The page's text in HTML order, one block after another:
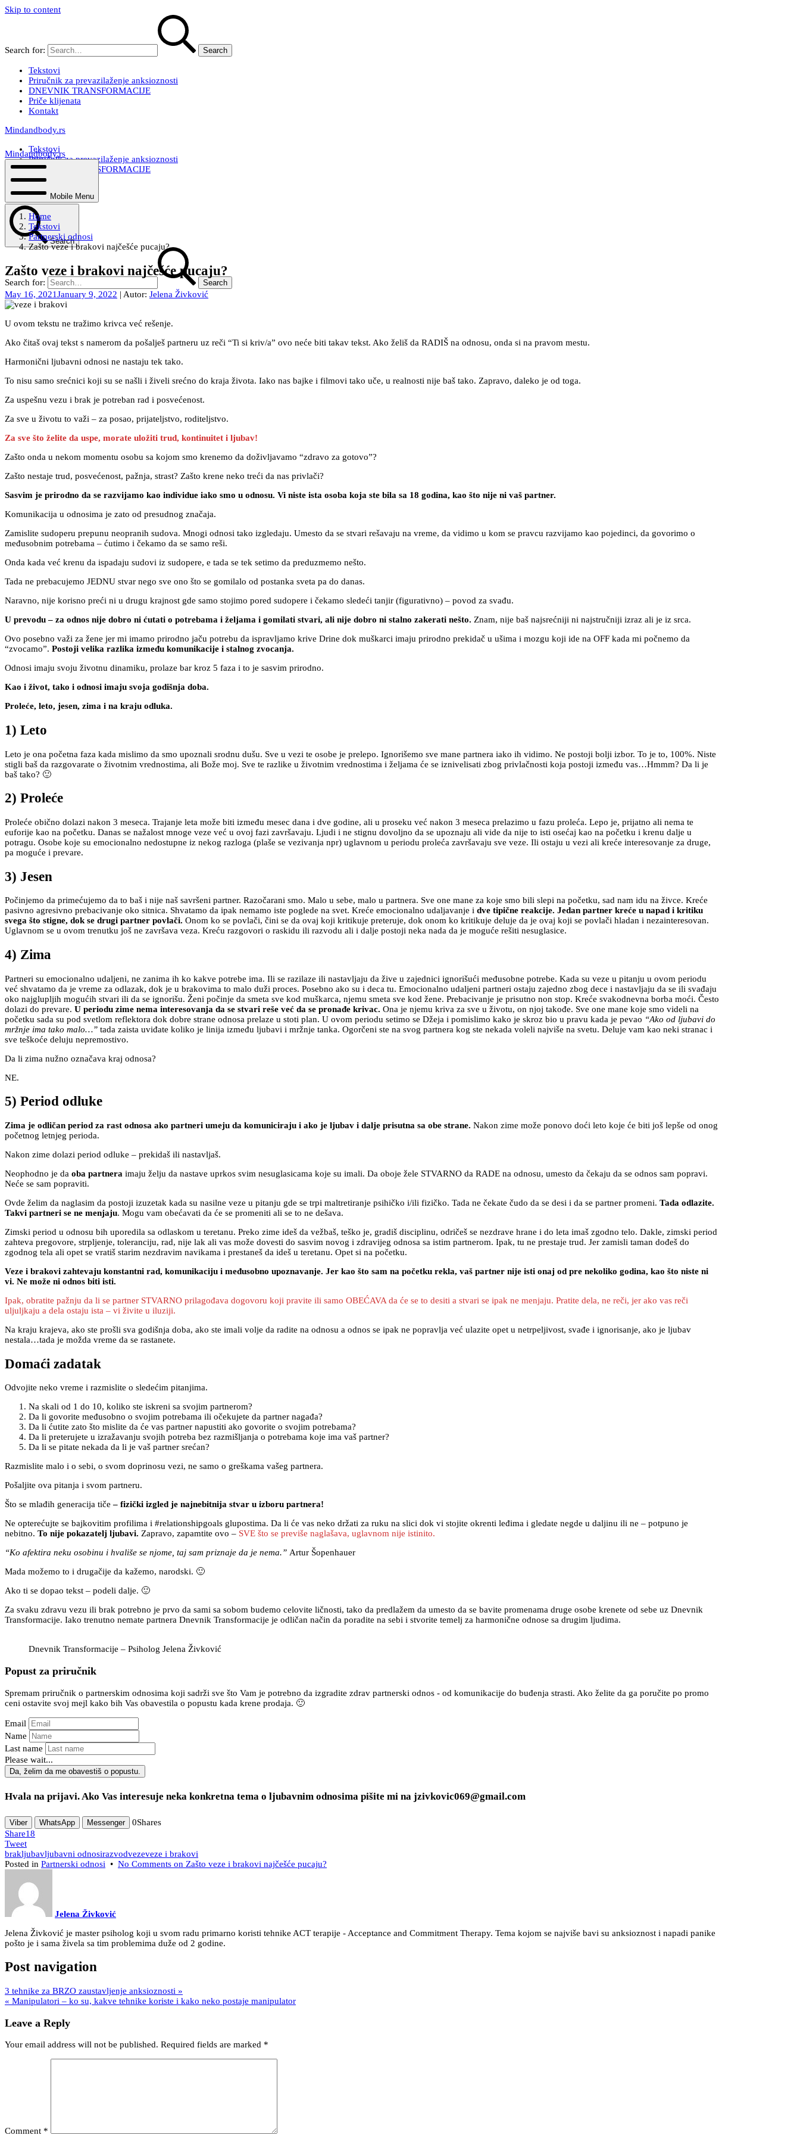
Skip to content
Search for:
Tekstovi
Priručnik za prevazilaženje anksioznosti
DNEVNIK TRANSFORMACIJE
Priče klijenata
Kontakt
Mindandbody.rs
Tekstovi
Priručnik za prevazilaženje anksioznosti
DNEVNIK TRANSFORMACIJE
Priče klijenata
Kontakt
Search
Search for:
Mindandbody.rs
Mobile Menu
Home
Tekstovi
Partnerski odnosi
Zašto veze i brakovi najčešće pucaju?
Zašto veze i brakovi najčešće pucaju?
May 16, 2021January 9, 2022 | Autor: Jelena Živković
U ovom tekstu ne tražimo krivca već rešenje.
Ako čitaš ovaj tekst s namerom da pošalješ partneru uz reči “Ti si kriv/a” ovo neće biti takav tekst. Ako želiš da RADIŠ na odnosu, onda si na pravom mestu.
Harmonični ljubavni odnosi ne nastaju tek tako.
To nisu samo srećnici koji su se našli i živeli srećno do kraja života. Iako nas bajke i filmovi tako uče, u realnosti nije baš tako. Zapravo, daleko je od toga.
Za uspešnu vezu i brak je potreban rad i posvećenost.
Za sve u životu to važi – za posao, prijateljstvo, roditeljstvo.
Za sve što želite da uspe, morate uložiti trud, kontinuitet i ljubav!
Zašto onda u nekom momentu osobu sa kojom smo krenemo da doživljavamo “zdravo za gotovo”?
Zašto nestaje trud, posvećenost, pažnja, strast? Zašto krene neko treći da nas privlači?
Sasvim je prirodno da se razvijamo kao individue iako smo u odnosu. Vi niste ista osoba koja ste bila sa 18 godina, kao što nije ni vaš partner.
Komunikacija u odnosima je zato od presudnog značaja.
Zamislite sudoperu prepunu neopranih sudova. Mnogi odnosi tako izgledaju. Umesto da se stvari rešavaju na vreme, da vidimo u kom se pravcu razvijamo kao pojedinci, da govorimo o
međusobnim potrebama – ćutimo i čekamo da se samo reši.
Onda kada već krenu da ispadaju sudovi iz sudopere, e tada se tek setimo da preduzmemo nešto.
Tada ne prebacujemo JEDNU stvar nego sve ono što se gomilalo od postanka sveta pa do danas.
Naravno, nije korisno preći ni u drugu krajnost gde samo stojimo pored sudopere i čekamo sledeći tanjir (figurativno) – povod za svađu.
U prevodu – za odnos nije dobro ni ćutati o potrebama i željama i gomilati stvari, ali nije dobro ni stalno zakerati nešto. Znam, nije baš najsrećniji ni najstručniji izraz ali je iz srca.
Ovo posebno važi za žene jer mi imamo prirodno jaču potrebu da ispravljamo krive Drine dok muškarci imaju prirodno prekidač u ušima i mozgu koji ide na OFF kada mi počnemo da
“zvocamo”. Postoji velika razlika između komunikacije i stalnog zvocanja.
Odnosi imaju svoju životnu dinamiku, prolaze bar kroz 5 faza i to je sasvim prirodno.
Kao i život, tako i odnosi imaju svoja godišnja doba.
Proleće, leto, jesen, zima i na kraju odluka.
1) Leto
Leto je ona početna faza kada mislimo da smo upoznali srodnu dušu. Sve u vezi te osobe je prelepo. Ignorišemo sve mane partnera iako ih vidimo. Ne postoji bolji izbor. To je to, 100%. Niste
stigli baš da razgovarate o životnim vrednostima, ali Bože moj. Sve te razlike u životnim vrednostima i željama će se iznivelisati zbog privlačnosti koja postoji između vas…Hmmm? Da li je
baš tako? 🙂
2) Proleće
Proleće obično dolazi nakon 3 meseca. Trajanje leta može biti između mesec dana i dve godine, ali u proseku već nakon 3 meseca prelazimo u fazu proleća. Lepo je, prijatno ali nema te
euforije kao na početku. Danas se nažalost mnoge veze već u ovoj fazi završavaju. Ljudi i ne stignu dovoljno da se upoznaju ali vide da nije to isti osećaj kao na početku i krenu dalje u
potragu. Osobe koje su emocionalno nedostupne iz nekog razloga (plaše se vezivanja npr) uglavnom u periodu proleća završavaju sve veze. Ili ostaju u vezi ali kreće interesovanje za druge,
pa moguće i prevare.
3) Jesen
Počinjemo da primećujemo da to baš i nije naš savršeni partner. Razočarani smo. Malo u sebe, malo u partnera. Sve one mane za koje smo bili slepi na početku, sad nam idu na živce. Kreće
pasivno agresivno prebacivanje oko sitnica. Shvatamo da ipak nemamo iste poglede na svet. Kreće emocionalno udaljavanje i dve tipične reakcije. Jedan partner kreće u napad i kritiku
svega što stigne, dok se drugi partner povlači. Onom ko se povlači, čini se da ovaj koji kritikuje preteruje, dok onom ko kritikuje deluje da je ovaj koji se povlači hladan i nezainteresovan.
Uglavnom se u ovom trenutku još ne završava veza. Kreću razgovori o raskidu ili razvodu ali i dalje postoji neka nada da je moguće rešiti nesuglasice.
4) Zima
Partneri su emocionalno udaljeni, ne zanima ih ko kakve potrebe ima. Ili se razilaze ili nastavljaju da žive u zajednici ignorišući međusobne potrebe. Kada su veze u pitanju u ovom periodu
već shvatamo da je vreme za odlazak, dok je u brakovima to malo duži proces. Posebno ako su i deca tu. Emocionalno udaljeni partneri ostaju zajedno zbog dece i nastavljaju da se ili svađaju
oko najglupljih mogućih stvari ili da se ignorišu. Ženi počinje da smeta sve kod muškarca, njemu smeta sve kod žene. Prebacivanje je prisutno non stop. Kreće svakodnevna borba moći. Često
dolazi do prevare. U periodu zime nema interesovanja da se stvari reše već da se pronađe krivac. Ona je njemu kriva za sve u životu, on njoj takođe. Sve one mane koje smo videli na
početku sada su pod svetlom reflektora dok dobre strane odnosa prelaze u stoti plan. U ovom periodu setimo se Džeja i pomislimo kako je skroz bio u pravu kada je pevao “Ako od ljubavi do
mržnje ima tako malo…” tada zaista uviđate koliko je linija između ljubavi i mržnje tanka. Ogorčeni ste na svog partnera kog ste nekada voleli najviše na svetu. Deluje vam kao neki stranac i
sve teškoće deluju nepremostivo.
Da li zima nužno označava kraj odnosa?
NE.
5) Period odluke
Zima je odličan period za rast odnosa ako partneri umeju da komuniciraju i ako je ljubav i dalje prisutna sa obe strane. Nakon zime može ponovo doći leto koje će biti još lepše od onog
početnog letnjeg perioda.
Nakon zime dolazi period odluke – prekidaš ili nastavljaš.
Neophodno je da oba partnera imaju želju da nastave uprkos svim nesuglasicama koje su imali. Da oboje žele STVARNO da RADE na odnosu, umesto da čekaju da se odnos sam popravi.
Neće se sam popraviti.
Ovde želim da naglasim da postoji izuzetak kada su nasilne veze u pitanju gde se trpi maltretiranje psihičko i/ili fizičko. Tada ne čekate čudo da se desi i da se partner promeni. Tada odlazite.
Takvi partneri se ne menjaju. Mogu vam obećavati da će se promeniti ali se to ne dešava.
Zimski period u odnosu bih uporedila sa odlaskom u teretanu. Preko zime ideš da vežbaš, teško je, gradiš disciplinu, odričeš se nezdrave hrane i do leta imaš zgodno telo. Dakle, zimski period
zahteva pregovore, strpljenje, toleranciju, rad, nije lak ali vas može dovesti do sasvim novog i zdravijeg odnosa sa istim partnerom. Ipak, tu ne prestaje trud. Jer zamisli taman dođeš do
zgodnog tela ali opet se vratiš starim nezdravim navikama i prestaneš da ideš u teretanu. Opet si na početku.
Veze i brakovi zahtevaju konstantni rad, komunikaciju i međusobno upoznavanje. Jer kao što sam na početku rekla, vaš partner nije isti onaj od pre nekoliko godina, kao što niste ni
vi. Ne može ni odnos biti isti.
Ipak, obratite pažnju da li se partner STVARNO prilagođava dogovoru koji pravite ili samo OBEĆAVA da će se to desiti a stvari se ipak ne menjaju. Pratite dela, ne reči, jer ako vas reči
uljuljkaju a dela ostaju ista – vi živite u iluziji.
Na kraju krajeva, ako ste prošli sva godišnja doba, ako ste imali volje da radite na odnosu a odnos se ipak ne popravlja već ulazite opet u netrpeljivost, svađe i ignorisanje, ako je ljubav
nestala…tada je možda vreme da se rastanete.
Domaći zadatak
Odvojite neko vreme i razmislite o sledećim pitanjima.
Na skali od 1 do 10, koliko ste iskreni sa svojim partnerom?
Da li govorite međusobno o svojim potrebama ili očekujete da partner nagađa?
Da li ćutite zato što mislite da će vas partner napustiti ako govorite o svojim potrebama?
Da li preterujete u izražavanju svojih potreba bez razmišljanja o potrebama koje ima vaš partner?
Da li se pitate nekada da li je vaš partner srećan?
Razmislite malo i o sebi, o svom doprinosu vezi, ne samo o greškama vašeg partnera.
Pošaljite ova pitanja i svom partneru.
Što se mlađih generacija tiče – fizički izgled je najnebitnija stvar u izboru partnera!
Ne opterećujte se bajkovitim profilima i #relationshipgoals glupostima. Da li će vas neko držati za ruku na slici dok vi stojite okrenti leđima i gledate negde u daljinu ili ne – potpuno je
nebitno. To nije pokazatelj ljubavi. Zapravo, zapamtite ovo – SVE što se previše naglašava, uglavnom nije istinito.
“Ko afektira neku osobinu i hvališe se njome, taj sam priznaje da je nema.” Artur Šopenhauer
Mada možemo to i drugačije da kažemo, narodski. 🙂
Ako ti se dopao tekst – podeli dalje. 🙂
Za svaku zdravu vezu ili brak potrebno je prvo da sami sa sobom budemo celovite ličnosti, tako da predlažem da umesto da se bavite promenama druge osobe krenete od sebe uz Dnevnik
Transformacije. Iako trenutno nemate partnera Dnevnik Transformacije je odličan način da poradite na sebi i stvorite temelj za harmonične odnose sa drugim ljudima.
Dnevnik Transformacije – Psiholog Jelena Živković
Popust za priručnik
Spremam priručnik o partnerskim odnosima koji sadrži sve što Vam je potrebno da izgradite zdrav partnerski odnos - od komunikacije do buđenja strasti. Ako želite da ga poručite po promo
ceni ostavite svoj mejl kako bih Vas obavestila o popustu kada krene prodaja. 🙂
Email
Name
Last name
Please wait...
Hvala na prijavi. Ako Vas interesuje neka konkretna tema o ljubavnim odnosima pišite mi na jzivkovic069@gmail.com
Viber WhatsApp Messenger 0Shares
Share18
Tweet
brakljubavljubavni odnosirazvodvezeveze i brakovi
Posted in Partnerski odnosi • No Comments on Zašto veze i brakovi najčešće pucaju?
Jelena Živković
Jelena Živković je master psiholog koji u svom radu primarno koristi tehnike ACT terapije - Acceptance and Commitment Therapy. Tema kojom se najviše bavi su anksioznost i napadi panike
pošto je i sama živela sa tim problemima duže od 2 godine.
Post navigation
3 tehnike za BRZO zaustavljenje anksioznosti »
« Manipulatori – ko su, kakve tehnike koriste i kako neko postaje manipulator
Leave a Reply
Your email address will not be published. Required fields are marked *
Comment *